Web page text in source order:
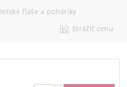
flaše a poháriky
Strážiť cenu